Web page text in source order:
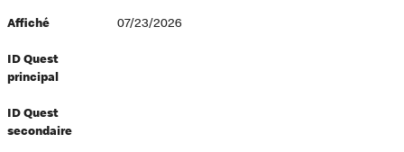
Affiché 07/23/2026
ID Quest
principal
ID Quest
secondaire